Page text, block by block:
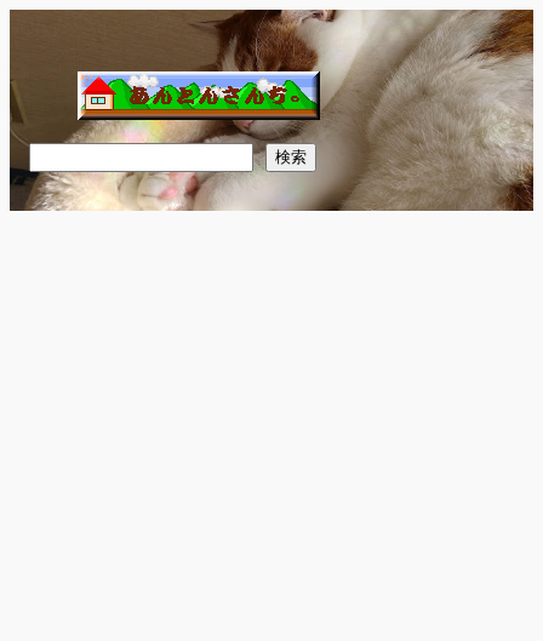
を
ス
キ
ッ
プ
索
検索